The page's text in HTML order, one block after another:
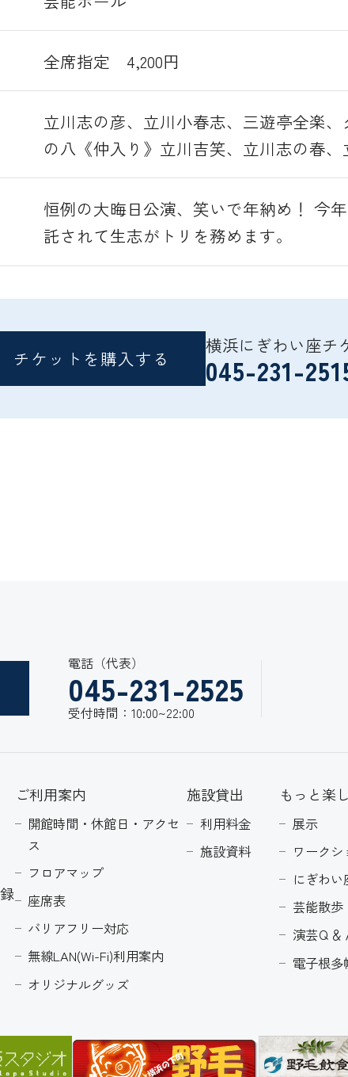
全席指定 4,200円
立川志の彦、立川小春志、三遊亭全楽
の八《仲入り》立川吉笑、立川志の春
恒例の大晦日公演、笑いで年納め！ 今
託されて生志がトリを務めます。
チケットを購入する
横浜にぎわい座チ
045-231-
電話（代表）
045-231-2525
受付時間：10:00~22:00
ご利用案内
開館時間・休館日・アクセ
ス
フロアマップ
座席表
バリアフリー対応
無線LAN(Wi-Fi)利用案内
オリジナルグッズ
施設貸出
利用料金
施設資料
もっと楽
展示
ワークシ
にぎわ
芸能散歩
演芸Ｑ＆
電子根多